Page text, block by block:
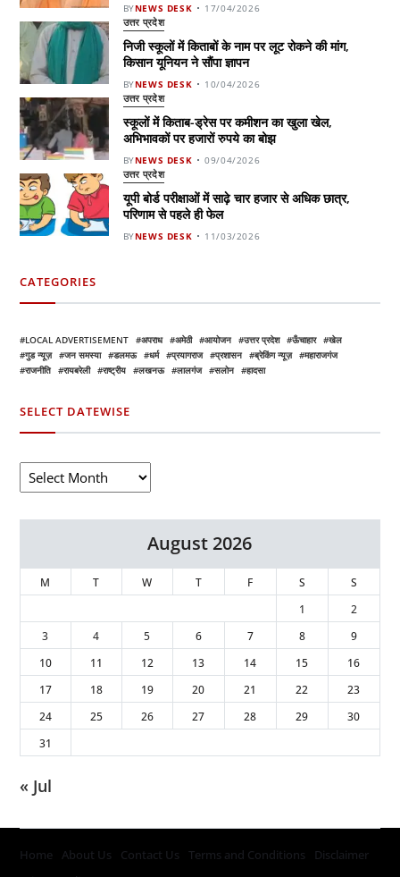
BYNEWS DESK 17/04/2026
उत्तर प्रदेश
निजी स्कूलों में किताबों के नाम पर लूट रोकने की मांग,
किसान यूनियन ने सौंपा ज्ञापन
BYNEWS DESK 10/04/2026
उत्तर प्रदेश
स्कूलों में किताब-ड्रेस पर कमीशन का खुला खेल,
अभिभावकों पर हजारों रुपये का बोझ
BYNEWS DESK 09/04/2026
उत्तर प्रदेश
यूपी बोर्ड परीक्षाओं में साढ़े चार हजार से अधिक छात्र,
परिणाम से पहले ही फेल
BYNEWS DESK 11/03/2026
CATEGORIES
LOCAL ADVERTISEMENT अपराध अमेठी आयोजन उत्तर प्रदेश ऊँचाहार
खेल
गुड न्यूज़
जन समस्या डलमऊ धर्म प्रयागराज प्रशासन ब्रेकिंग न्यूज़
महाराजगंज
राजनीति
रायबरेली राष्ट्रीय लखनऊ लालगंज सलोन हादसा
SELECT DATEWISE
August 2026
M T W T F S
S
1
2
3
4 5 6 7 8
9
10
11 12 13 14 15
16
17
18 19 20 21 22
23
24
25 26 27 28 29
30
31
« Jul
Home About Us Contact Us Terms and Conditions
Disclaimer